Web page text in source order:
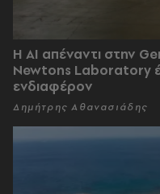
Η AI απέναντι στην
Newtons Laboratory
ενδιαφέρον
Δημήτρης Αθανασιάδης